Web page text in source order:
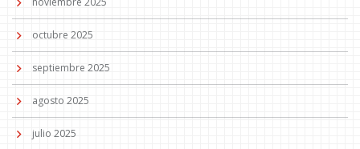
octubre 2025
septiembre 2025
agosto 2025
julio 2025